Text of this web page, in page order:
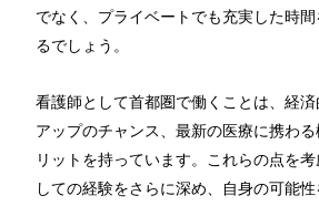
でなく、プライベートでも充実した時
るでしょう。
看護師として首都圏で働くことは、経
アップのチャンス、最新の医療に携わ
リットを持っています。これらの点を
しての経験をさらに深め、自身の可能